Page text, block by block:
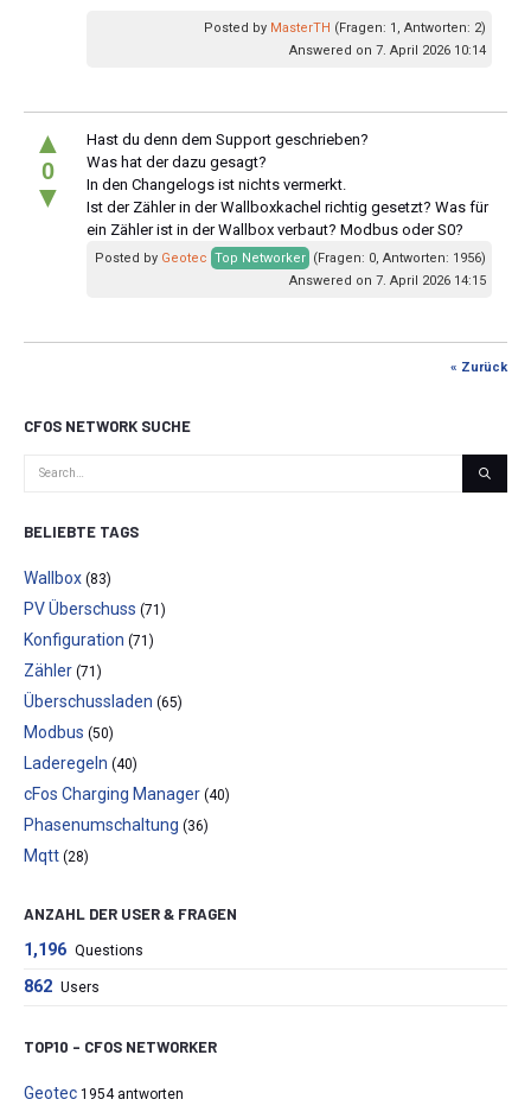
Posted by MasterTH (Fragen: 1, Antworten: 2)
Answered on 7. April 2026 10:14
▲
0
▼
Hast du denn dem Support geschrieben?
Was hat der dazu gesagt?
In den Changelogs ist nichts vermerkt.
Ist der Zähler in der Wallboxkachel richtig gesetzt? Was für
ein Zähler ist in der Wallbox verbaut? Modbus oder S0?
Posted by Geotec Top Networker (Fragen: 0, Antworten: 1956)
Answered on 7. April 2026 14:15
« Zurück
CFOS NETWORK SUCHE
BELIEBTE TAGS
Wallbox (83)
PV Überschuss (71)
Konfiguration (71)
Zähler (71)
Überschussladen (65)
Modbus (50)
Laderegeln (40)
cFos Charging Manager (40)
Phasenumschaltung (36)
Mqtt (28)
ANZAHL DER USER & FRAGEN
1,196 Questions
862 Users
TOP10 – CFOS NETWORKER
Geotec 1954 antworten